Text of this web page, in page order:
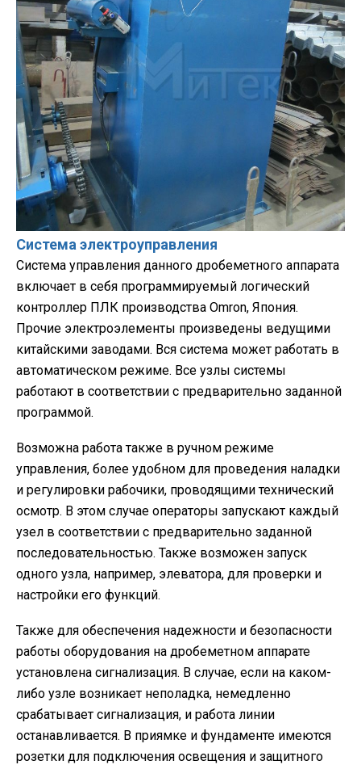
Система электроуправления
Система управления данного дробеметного аппарата
включает в себя программируемый логический
контроллер ПЛК производства Omron, Япония.
Прочие электроэлементы произведены ведущими
китайскими заводами. Вся система может работать в
автоматическом режиме. Все узлы системы
работают в соответствии с предварительно заданной
программой.
Возможна работа также в ручном режиме
управления, более удобном для проведения наладки
и регулировки рабочики, проводящими технический
осмотр. В этом случае операторы запускают каждый
узел в соответствии с предварительно заданной
последовательностью. Также возможен запуск
одного узла, например, элеватора, для проверки и
настройки его функций.
Также для обеспечения надежности и безопасности
работы оборудования на дробеметном аппарате
установлена сигнализация. В случае, если на каком-
либо узле возникает неполадка, немедленно
срабатывает сигнализация, и работа линии
останавливается. В приямке и фундаменте имеются
розетки для подключения освещения и защитного